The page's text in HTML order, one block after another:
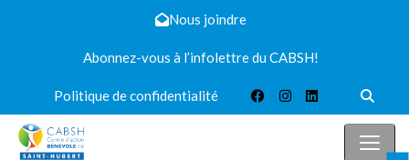
Nous joindre
Abonnez-vous à l’infolettre du CABSH!
Politique de confidentialité